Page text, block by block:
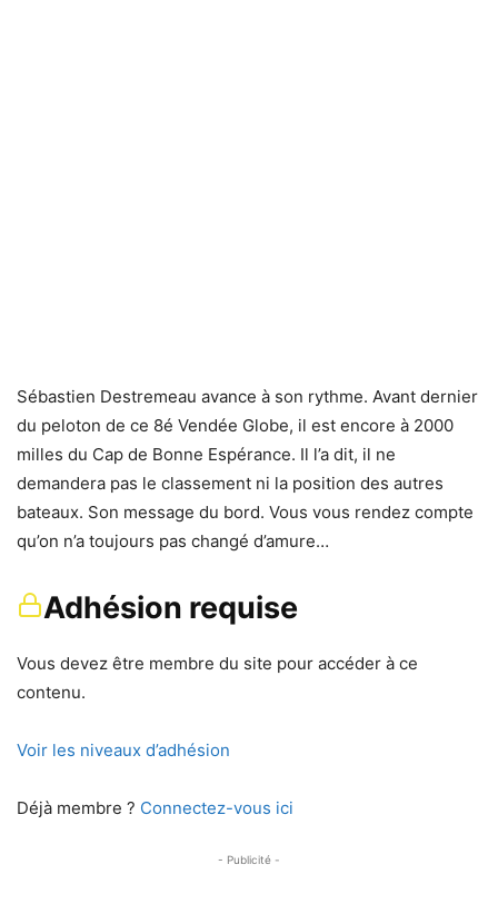
Sébastien Destremeau avance à son rythme. Avant dernier
du peloton de ce 8é Vendée Globe, il est encore à 2000
milles du Cap de Bonne Espérance. Il l’a dit, il ne
demandera pas le classement ni la position des autres
bateaux. Son message du bord. Vous vous rendez compte
qu’on n’a toujours pas changé d’amure…
Adhésion requise
Vous devez être membre du site pour accéder à ce
contenu.
Voir les niveaux d’adhésion
Déjà membre ? Connectez-vous ici
- Publicité -